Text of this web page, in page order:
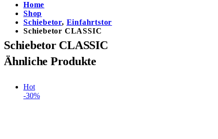
Home
Shop
Schiebetor, Einfahrtstor
Schiebetor CLASSIC
Schiebetor CLASSIC
Ähnliche Produkte
Hot
-30%